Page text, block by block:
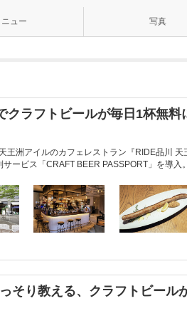
ニュー 写真
クラフトビールが毎日1杯無料
王洲アイルのカフェレストラン『RIDE品川 天
ービス「CRAFT BEER PASSPORT」を導入。
そり教える、クラフトビール